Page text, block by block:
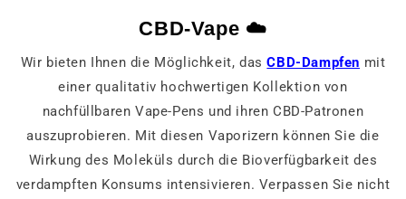
CBD-Vape ☁️
Wir bieten Ihnen die Möglichkeit, dasCBD-Dampfen mit
einer qualitativ hochwertigen Kollektion von
nachfüllbaren Vape-Pens und ihren CBD-Patronen
auszuprobieren. Mit diesen Vaporizern können Sie die
Wirkung des Moleküls durch die Bioverfügbarkeit des
verdampften Konsums intensivieren. Verpassen Sie nicht